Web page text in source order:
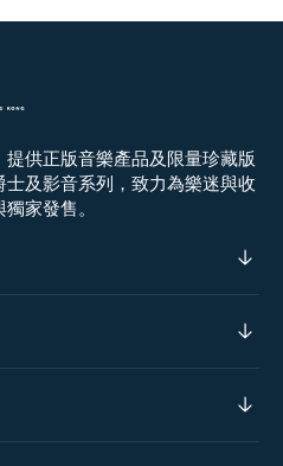
供正版音樂產品及限量珍藏版
及影音系列，致力為樂迷與收
家發售。